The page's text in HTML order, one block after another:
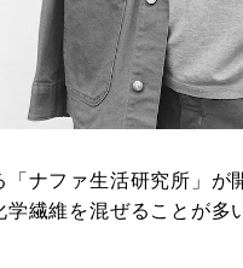
「ナファ生活研究所」が
学繊維を混ぜることが